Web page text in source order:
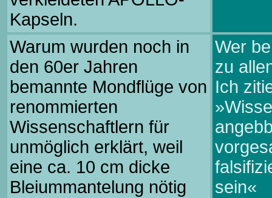
Kapseln.
Warum wurden noch in
den 60er Jahren
bemannte Mondflüge von
renommierten
Wissenschaftlern für
unmöglich erklärt, weil
eine ca. 10 cm dicke
Bleiummantelung nötig
Wer
zu
Ich
sein«